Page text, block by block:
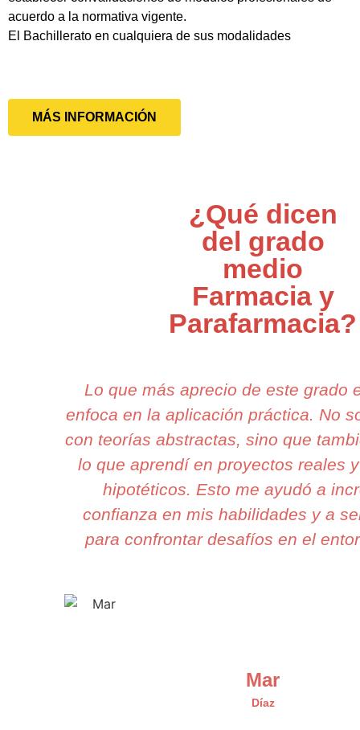
acuerdo a la normativa vigente.
El Bachillerato en cualquiera de sus modalidades
MÁS INFORMACIÓN
¿Qué dicen
del grado
medio
Farmacia y
Parafarmacia?
Lo que más aprecio de este grado
enfoca en la aplicación práctica. No
con teorías abstractas, sino que
lo que aprendí en proyectos reales
hipotéticos. Esto me ayudó a
confianza en mis habilidades y a
para confrontar desafíos en el
Mar
Díaz